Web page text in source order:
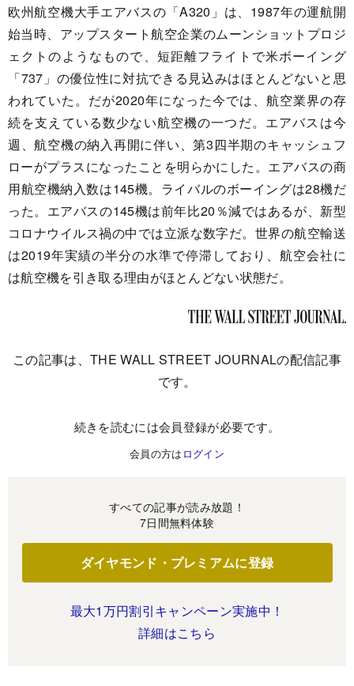
欧州航空機大手エアバスの「A320」は、1987年の運航開
始当時、アップスタート航空企業のムーンショットプロジ
ェクトのようなもので、短距離フライトで米ボーイング
「737」の優位性に対抗できる見込みはほとんどないと思
われていた。だが2020年になった今では、航空業界の存
続を支えている数少ない航空機の一つだ。エアバスは今
週、航空機の納入再開に伴い、第3四半期のキャッシュフ
ローがプラスになったことを明らかにした。エアバスの商
用航空機納入数は145機。ライバルのボーイングは28機だ
った。エアバスの145機は前年比20％減ではあるが、新型
コロナウイルス禍の中では立派な数字だ。世界の航空輸送
は2019年実績の半分の水準で停滞しており、航空会社に
は航空機を引き取る理由がほとんどない状態だ。
この記事は、THE WALL STREET JOURNALの配信記事
です。
続きを読むには会員登録が必要です。
会員の方は ログイン
すべての記事が読み放題！
7日間無料体験
ダイヤモンド・プレミアムに登録
最大1万円割引キャンペーン実施中！
詳細はこちら